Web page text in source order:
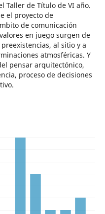
Taller de Título de VI año.
el proyecto de
de comunicación
en juego surgen de
al sitio y a
atmosféricas. Y
pensar arquitectónico,
proceso de decisiones